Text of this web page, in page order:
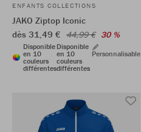
ENFANTS COLLECTIONS
JAKO Ziptop Iconic
dès 31,49 € 44,99 € 30 %
Disponible
en 10
couleurs
différentes
Disponible
en 10
couleurs
différentes
Personnalisable